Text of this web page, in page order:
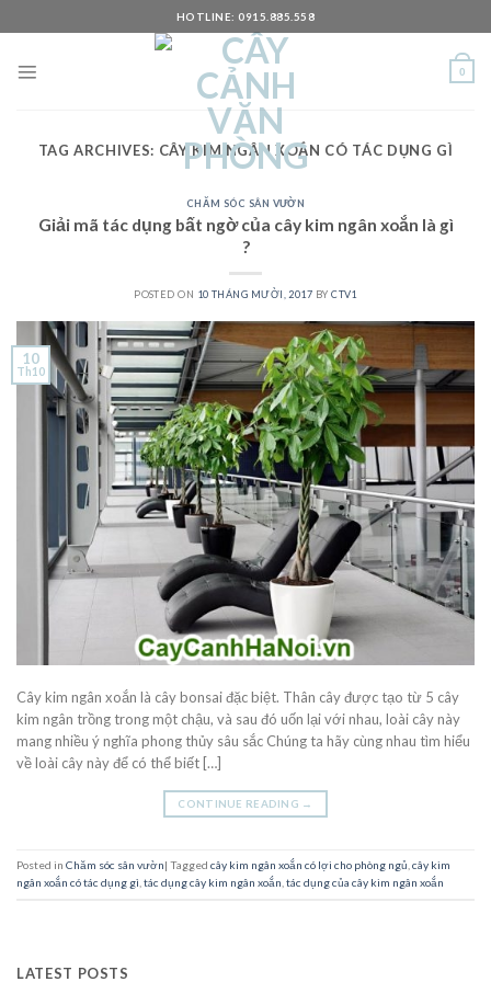
to
HOTLINE: 0915.885.558
0
TAG ARCHIVES: CÂY KIM NGÂN XOẮN CÓ TÁC DỤNG GÌ
CHĂM SÓC SÂN VƯỜN
Giải mã tác dụng bất ngờ của cây kim ngân xoắn là gì
?
POSTED ON 10 THÁNG MƯỜI, 2017 BYCTV1
10
Th10
Cây kim ngân xoắn là cây bonsai đặc biệt. Thân cây được tạo từ 5 cây
kim ngân trồng trong một chậu, và sau đó uốn lại với nhau, loài cây này
mang nhiều ý nghĩa phong thủy sâu sắc Chúng ta hãy cùng nhau tìm hiểu
về loài cây này để có thể biết […]
CONTINUE READING →
Posted in Chăm sóc sân vườn| Tagged cây kim ngân xoắn có lợi cho phòng ngủ cây kim
ngân xoắn có tác dụng gì tác dụng cây kim ngân xoắn tác dụng của cây kim ngân xoắn
LATEST POSTS